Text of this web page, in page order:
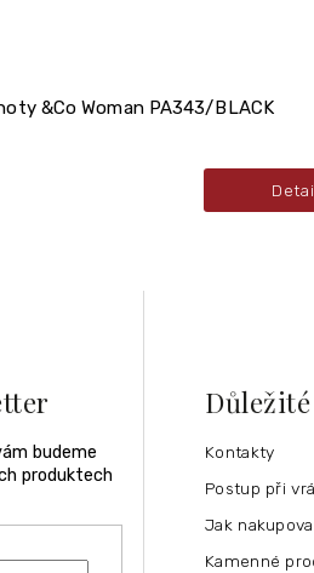
&Co Woman PA343/BLACK
budeme
produktech
Kontakty
Postup při
Jak
Kamenné